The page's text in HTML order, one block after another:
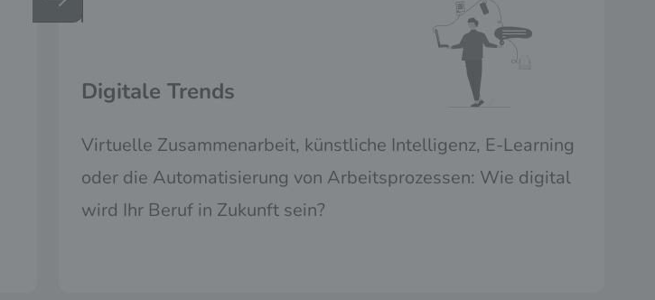
Digitale Trends
Virtuelle Zusammenarbeit, künstliche Intelligenz, E-Learning
oder die Automatisierung von Arbeitsprozessen: Wie digital
wird Ihr Beruf in Zukunft sein?